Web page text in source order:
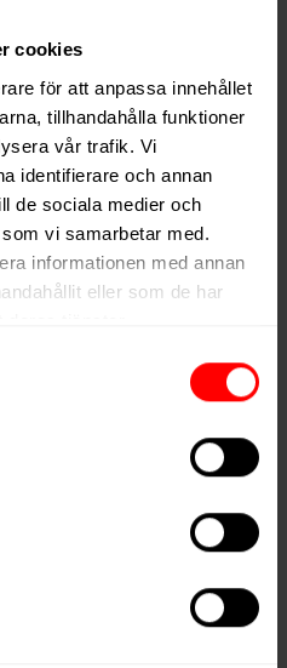
cookies
för att anpassa innehållet
tillhandahålla funktioner
vår trafik. Vi
identifierare och annan
de sociala medier och
vi samarbetar med.
informationen med annan
eller som de har
who may receive and
vatten, smakförstärkare
aromer,
Frukt